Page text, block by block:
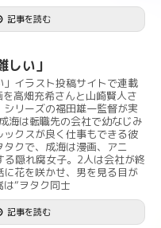
記事を読む
しい」
」イラスト投稿サイトで連載
を高畑充希さんと山崎賢人さ
リーズの福田雄一監督が実
海は転職先の会社で幼なじみ
クスが良く仕事もできる彼
クで、成海は漫画、アニ
る隠れ腐女子。2人は会社が終
花を咲かせ、男を見る目が
“ヲタク同士
記事を読む